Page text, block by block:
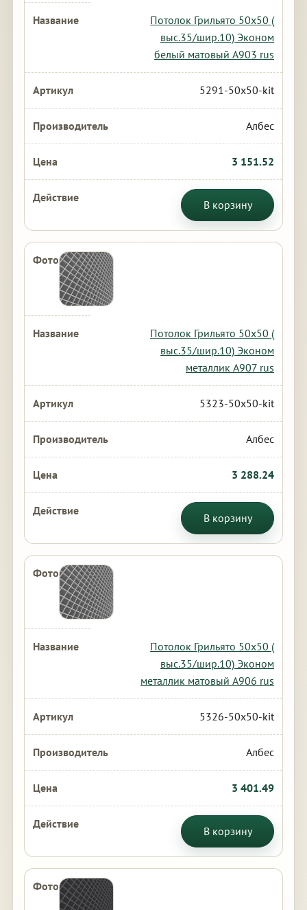
Потолок Грильято 50х50 (
выс.35/шир.10) Эконом
белый матовый А903 rus
5291-50x50-kit
Албес
3 151.52
В корзину
Потолок Грильято 50х50 (
выс.35/шир.10) Эконом
металлик А907 rus
5323-50x50-kit
Албес
3 288.24
В корзину
Потолок Грильято 50х50 (
выс.35/шир.10) Эконом
металлик матовый А906 rus
5326-50x50-kit
Албес
3 401.49
В корзину